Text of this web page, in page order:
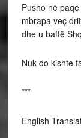
Pusho në
mbrapa veç
dhe u baftë
Nuk do kishte
***
English